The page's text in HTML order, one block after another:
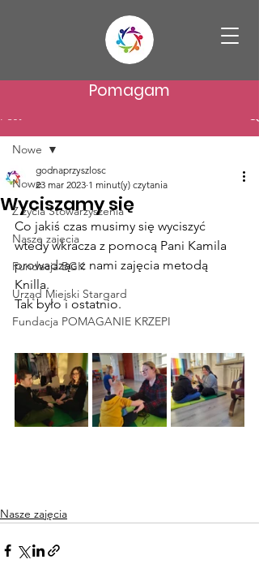
Pomagam
Post
Nowe
Z życia Stowarzyszenia
Nasze zajęcia
Fundacja BGK
Urząd Miejski Stargard
Fundacja POMAGANIE KRZEPI
Nowe
Wyciszamy się
godnaprzyszlosc
23 mar 2023 1 minut(y) czytania
Co jakiś czas musimy się wyciszyć
wtedy wkracza z pomocą Pani Kamila
prowadząc z nami zajęcia metodą
Knilla.
Tak było i ostatnio.
Nasze zajęcia